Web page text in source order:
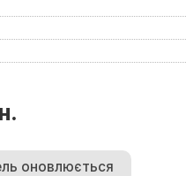
оновлюється